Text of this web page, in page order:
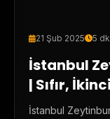
21 Şub 2025 5 dk
İstanbul
| Sıfır,
İstanbul